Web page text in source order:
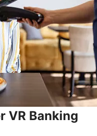
VR Banking